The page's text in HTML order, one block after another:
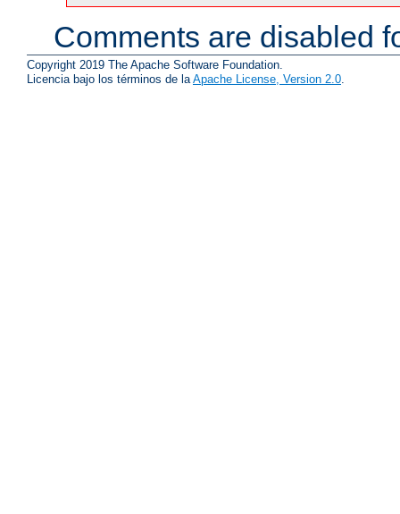
Comments are disabled
Copyright 2019 The Apache Software Foundation.
Licencia bajo los términos de la Apache License, Version 2.0